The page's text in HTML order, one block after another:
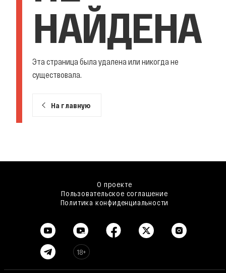
НАЙДЕНА
Эта страница была удалена или никогда не
существовала.
На главную
О проекте
Пользовательское соглашение
Политика конфиденциальности
18+